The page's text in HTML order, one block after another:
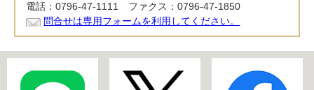
電話：0796-47-1111 ファクス：0796-47-1850
問合せは専用フォームを利用してください。